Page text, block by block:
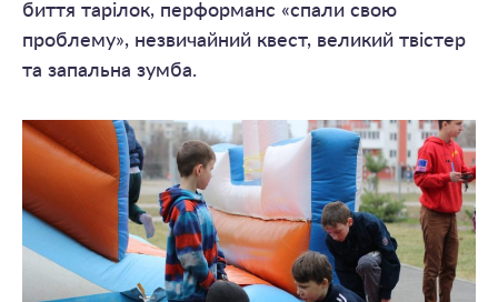
биття тарілок, перформанс «спали свою
проблему», незвичайний квест, великий твістер
та запальна зумба.